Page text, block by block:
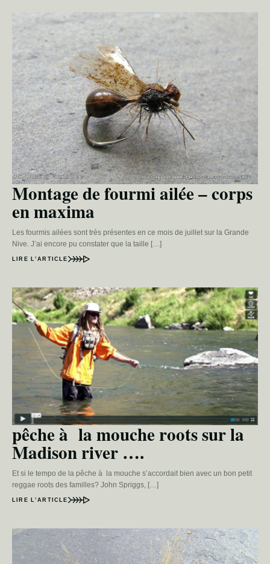
Montage de fourmi ailée – corps
en maxima
Les fourmis ailées sont très présentes en ce mois de juillet sur la Grande
Nive. J’ai encore pu constater que la taille […]
LIRE L’ARTICLE
pêche à la mouche roots sur la
Madison river ….
Et si le tempo de la pêche à la mouche s’accordait bien avec un bon petit
reggae roots des familles? John Spriggs, […]
LIRE L’ARTICLE